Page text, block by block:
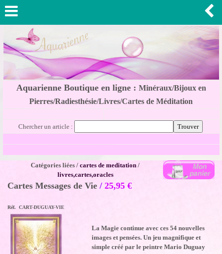
Aquarienne Boutique en ligne : Minéraux/Bijoux en
Pierres/Radiesthésie/Livres/Cartes de Méditation
Chercher un article :
Catégories liées / cartes de meditation /
livres,cartes,oracles
Cartes Messages de Vie / 25,95 €
Réf. CART-DUGUAY-VIE
La Magie continue avec ces 54 nouvelles
images et pensées. Un jeu magnifique et
simple créé par le peintre Mario Duguay